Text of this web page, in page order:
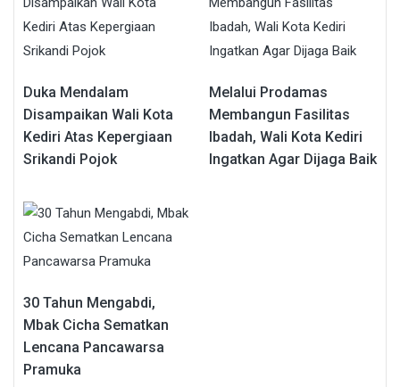
Duka Mendalam
Disampaikan Wali Kota
Kediri Atas Kepergiaan
Srikandi Pojok
Melalui Prodamas
Membangun Fasilitas
Ibadah, Wali Kota Kediri
Ingatkan Agar Dijaga Baik
30 Tahun Mengabdi,
Mbak Cicha Sematkan
Lencana Pancawarsa
Pramuka